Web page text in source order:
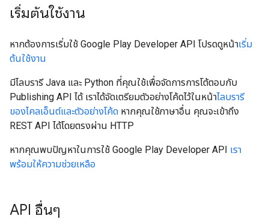
เริ่มต้นใช้งาน
หากต้องการเริ่มใช้ Google Play Developer API โปรดดูหน้าเริ่ม
ต้นใช้งาน
มีไลบรารี Java และ Python ที่คุณใช้เพื่อจัดการการโต้ตอบกับ
Publishing API ได้ เราได้จัดเตรียมตัวอย่างโค้ดไว้ในหน้าไลบรารี
ของไคลเอ็นต์และตัวอย่างโค้ด หากคุณใช้ภาษาอื่น คุณจะเข้าถึง
REST API ได้โดยตรงผ่าน HTTP
หากคุณพบปัญหาในการใช้ Google Play Developer API เรา
พร้อมให้ความช่วยเหลือ
API อื่นๆ